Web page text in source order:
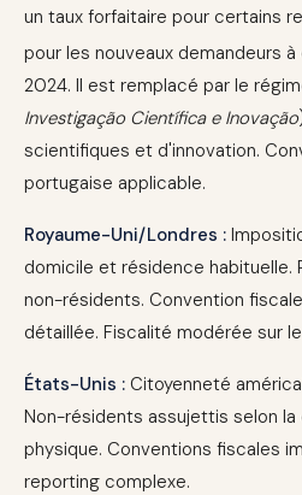
un taux forfaitaire pour certains
pour les nouveaux demandeurs à
2024. Il est remplacé par le
Investigação Científica e Inovação
scientifiques et d'innovation.
portugaise applicable.
Royaume-Uni/Londres :
domicile et résidence habituelle.
non-résidents. Convention
détaillée. Fiscalité modérée sur
États-Unis : Citoyenneté
Non-résidents assujettis selon
physique. Conventions fiscales
reporting complexe.